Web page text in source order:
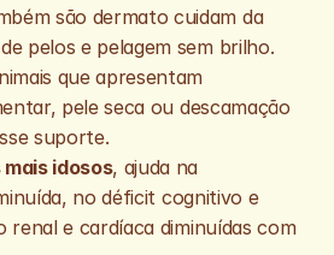
são dermato cuidam da
pelos e pelagem sem brilho.
que apresentam
pele seca ou descamação
suporte.
idosos, ajuda na
no déficit cognitivo e
renal e cardíaca diminuídas com